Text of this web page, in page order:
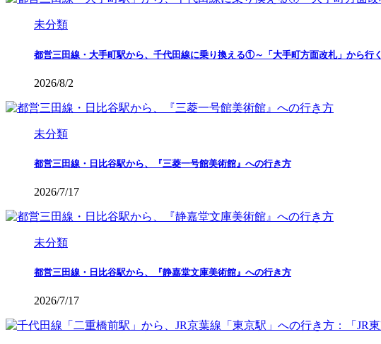
未分類
都営三田線・大手町駅から、千代田線に乗り換える①～「大手町方面改札」から行く
2026/8/2
未分類
都営三田線・日比谷駅から、『三菱一号館美術館』への行き方
2026/7/17
未分類
都営三田線・日比谷駅から、『静嘉堂文庫美術館』への行き方
2026/7/17